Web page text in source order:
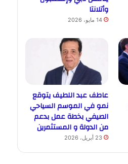
وأتلانتا
14 مايو، 2026
عاطف عبد اللطيف يتوقع
نمو في الموسم السياحي
الصيفي بخطة عمل بدعم
من الدولة و المستثمرين
23 أبريل، 2026